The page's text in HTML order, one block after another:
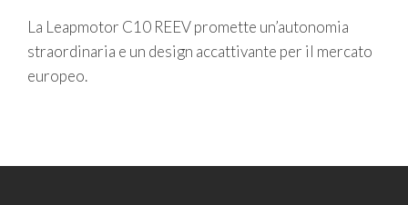
La Leapmotor C10 REEV promette un’autonomia
straordinaria e un design accattivante per il mercato
europeo.